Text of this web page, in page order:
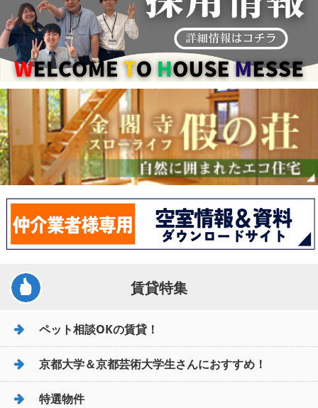
賃貸特集
ペット相談OKの賃貸！
京都大学＆京都芸術大学生さんにおすすめ！
特選物件